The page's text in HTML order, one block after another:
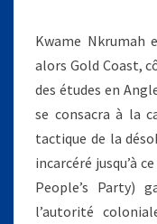
Kwame Nkrumah
alors Gold Coast,
des études en
se consacra à la
tactique de la
incarcéré jusqu’à
People’s Party)
l’autorité